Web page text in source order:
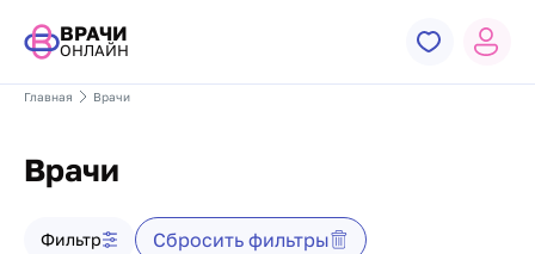
ВРАЧИ
ОНЛАЙН
Главная Врачи
Врачи
Фильтр врачей
Фильтр Сбросить фильтры